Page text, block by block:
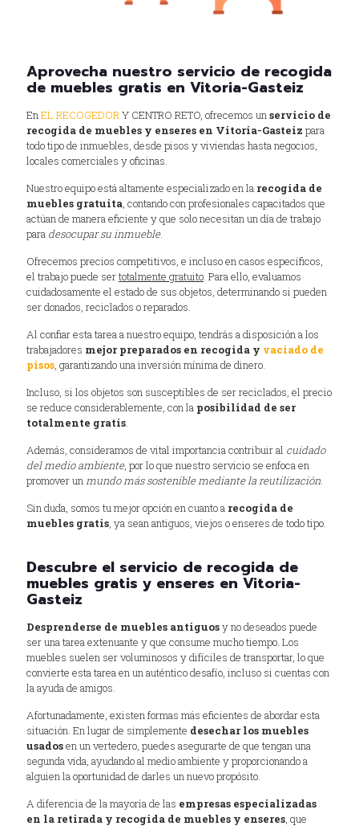
Aprovecha nuestro servicio de recogida
de muebles gratis en Vitoria-Gasteiz
EnEL RECOGEDORY CENTRO RETO, ofrecemos unservicio de
recogida de muebles y enseres en Vitoria-Gasteiz para
todo tipo de inmuebles, desde pisos y viviendas hasta negocios,
locales comerciales y oficinas.
Nuestro equipo está altamente especializado en la recogida de
muebles gratuita, contando con profesionales capacitados que
actúan de manera eficiente y que solo necesitan un día de trabajo
para desocupar su inmueble.
Ofrecemos precios competitivos, e incluso en casos específicos,
el trabajo puede sertotalmente gratuito. Para ello, evaluamos
cuidadosamente el estado de sus objetos, determinando si pueden
ser donados, reciclados o reparados.
Al confiar esta tarea a nuestro equipo, tendrás a disposición a los
trabajadores mejor preparados en recogida y vaciado de
pisos, garantizando una inversión mínima de dinero.
Incluso, si los objetos son susceptibles de ser reciclados, el precio
se reduce considerablemente, con la posibilidad de ser
totalmente gratis.
Además, consideramos de vital importancia contribuir al cuidado
del medio ambiente, por lo que nuestro servicio se enfoca en
promover unmundo más sostenible mediante la reutilización.
Sin duda, somos tu mejor opción en cuanto a recogida de
muebles gratis, ya sean antiguos, viejos o enseres de todo tipo.
Descubre el servicio de recogida de
muebles gratis y enseres en Vitoria-
Gasteiz
Desprenderse de muebles antiguosy no deseados puede
ser una tarea extenuante y que consume mucho tiempo. Los
muebles suelen ser voluminosos y difíciles de transportar, lo que
convierte esta tarea en un auténtico desafío, incluso si cuentas con
la ayuda de amigos.
Afortunadamente, existen formas más eficientes de abordar esta
situación. En lugar de simplemente desechar los muebles
usadosen un vertedero, puedes asegurarte de que tengan una
segunda vida, ayudando al medio ambiente y proporcionando a
alguien la oportunidad de darles un nuevo propósito.
A diferencia de la mayoría de las empresas especializadas
en la retirada y recogida de muebles y enseres, que